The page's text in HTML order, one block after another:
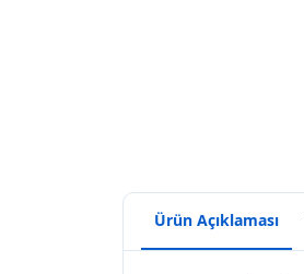
Ürün Açıklaması